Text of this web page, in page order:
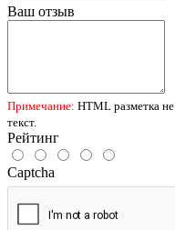
Ваш отзыв
Примечание: HTML разметка
текст.
Рейтинг
Captcha